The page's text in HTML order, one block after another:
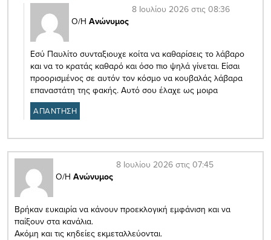
Ο/Η Ανώνυμος
8 Ιουλίου 2026 στις 08:36
Εσύ Παυλίτο συνταξιουχε κοίτα να καθαρίσεις το λάβαρο
και να το κρατάς καθαρό και όσο πιο ψηλά γίνεται. Είσαι
προορισμένος σε αυτόν τον κόσμο να κουβαλάς λάβαρα
επαναστάτη της φακής. Αυτό σου έλαχε ως μοιρα
ΑΠΑΝΤΗΣΗ
Ο/Η Ανώνυμος
8 Ιουλίου 2026 στις 07:45
Βρήκαν ευκαιρία να κάνουν προεκλογική εμφάνιση και να
παίξουν στα κανάλια.
Ακόμη και τις κηδείες εκμεταλλεύονται.